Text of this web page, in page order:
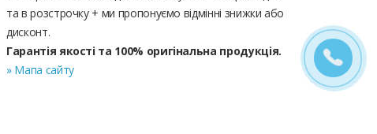
та в розстрочку + ми пропонуємо відмінні знижки або
дисконт.
Гарантія якості та 100% оригінальна продукція.
» Мапа сайту